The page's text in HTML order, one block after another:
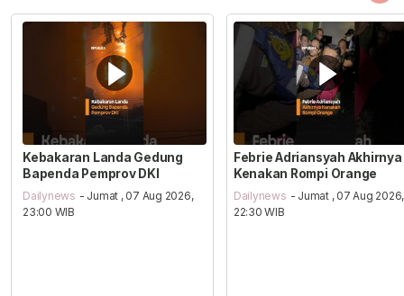
Kebakaran Landa Gedung
Bapenda Pemprov DKI
Dailynews - Jumat , 07 Aug 2026,
23:00 WIB
Febrie Adriansyah Akhirnya
Kenakan Rompi Orange
Dailynews - Jumat , 07 Aug 2026,
22:30 WIB